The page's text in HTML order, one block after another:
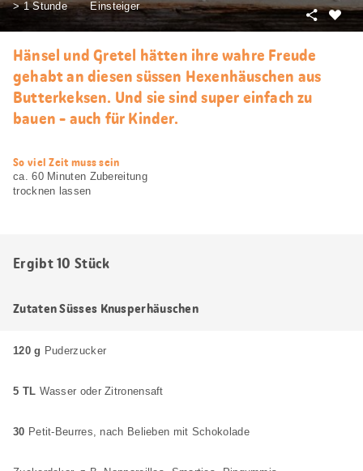
> 1 Stunde
Einsteiger
Teilen
Hänsel und Gretel hätten ihre wahre Freude
gehabt an diesen süssen Hexenhäuschen aus
Butterkeksen. Und sie sind super einfach zu
bauen - auch für Kinder.
web.recipe.accessibilityTitle
So viel Zeit muss sein
ca. 60 Minuten Zubereitung
trocknen lassen
Ergibt 10 Stück
Zutaten Süsses Knusperhäuschen
120 g Puderzucker
5 TL Wasser oder Zitronensaft
30 Petit-Beurres, nach Belieben mit Schokolade